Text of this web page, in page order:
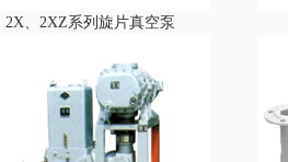
2X、2XZ系列旋片真空泵